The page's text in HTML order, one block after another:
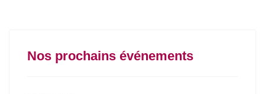
Nos prochains événements